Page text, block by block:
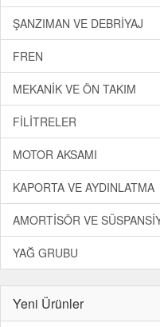
ŞANZIMAN VE DEBRİYAJ
FREN
MEKANİK VE ÖN TAKIM
FİLİTRELER
MOTOR AKSAMI
KAPORTA VE AYDINLATMA
AMORTİSÖR VE
YAĞ GRUBU
Yeni Ürünler